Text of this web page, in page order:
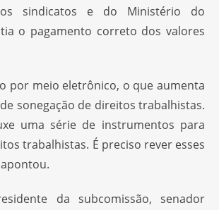
sindicatos e do Ministério do
o pagamento correto dos valores
por meio eletrônico, o que aumenta
sonegação de direitos trabalhistas.
uma série de instrumentos para
trabalhistas. É preciso rever esses
da subcomissão, senador